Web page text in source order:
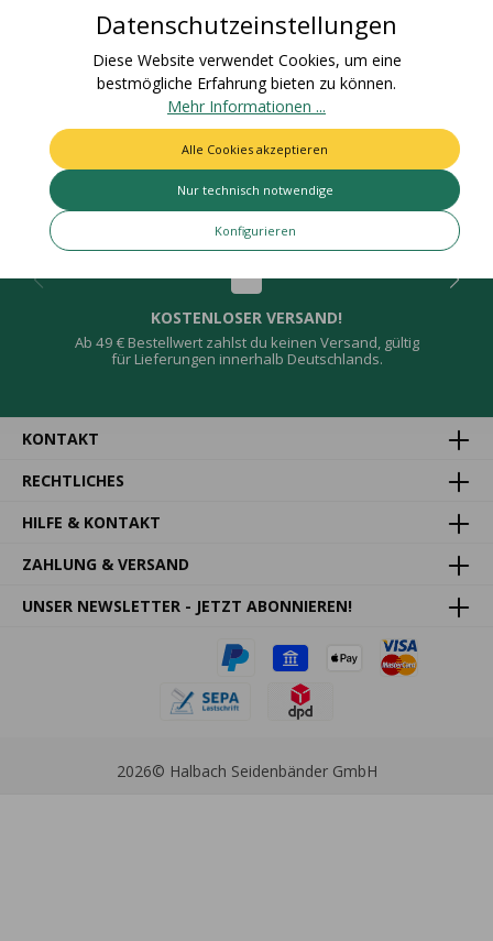
Für den Einsatz i…
Mehr
Bewertungen
Deine Vorteile
KOSTENLOSER VERSAND!
Ab 49 € Bestellwert zahlst du keinen Versand, gültig
für Lieferungen innerhalb Deutschlands.
KONTAKT
RECHTLICHES
HILFE & KONTAKT
ZAHLUNG & VERSAND
UNSER NEWSLETTER - JETZT ABONNIEREN!
2026© Halbach Seidenbänder GmbH
Datenschutzeinstellungen
Diese Website verwendet Cookies, um eine
bestmögliche Erfahrung bieten zu können.
Mehr Informationen ...
Nur technisch notwendige
Konfigurieren
Alle Cookies akzeptieren